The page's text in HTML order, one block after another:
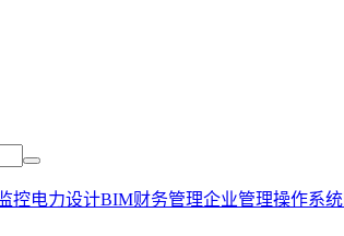
控电力设计BIM财务管理企业管理操作系统